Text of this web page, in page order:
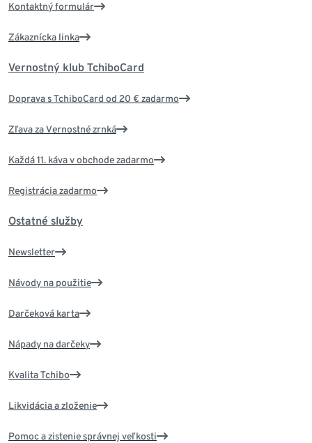
Kontaktný formulár
Zákaznícka linka
Vernostný klub TchiboCard
Doprava s TchiboCard od 20 € zadarmo
Zľava za Vernostné zrnká
Každá 11. káva v obchode zadarmo
Registrácia zadarmo
Ostatné služby
Newsletter
Návody na použitie
Darčeková karta
Nápady na darčeky
Kvalita Tchibo
Likvidácia a zloženie
Pomoc a zistenie správnej veľkosti